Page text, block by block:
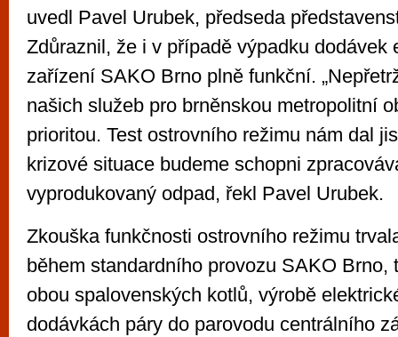
uvedl Pavel Urubek, předseda
Zdůraznil, že i v případě výpadku dodávek
zařízení SAKO Brno plně funkční.
našich služeb pro brněnskou metropolitní
prioritou. Test ostrovního režimu nám dal
krizové situace budeme schopni
vyprodukovaný odpad, řekl Pavel Urubek.
Zkouška funkčnosti ostrovního režimu
během standardního provozu SAKO Brno,
obou spalovenských kotlů, výrobě
dodávkách páry do parovodu centrálního